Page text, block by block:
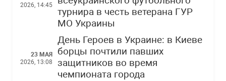
2026, 14:45
турнира в честь ветерана ГУР
МО Украины
23 МАЯ
2026, 13:08
День Героев в Украине: в Киеве
борцы почтили павших
защитников во время
чемпионата города